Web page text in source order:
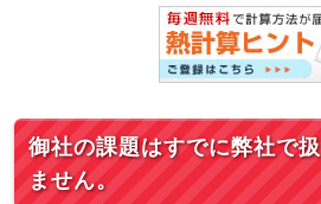
御社の課題はすでに弊社で
ません。